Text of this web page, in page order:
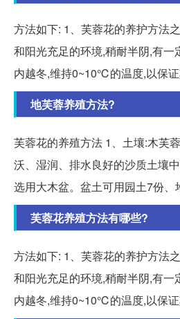
方法如下: 1、芙蓉花的养护方法
和阳光充足的环境,稍耐半阴,有一
内越冬,维持0~10℃的温度,以保证
地芙蓉养殖方法?
芙蓉花的养殖方法 1、土壤:木芙
沃、湿润、排水良好的沙质土壤
选用大木盆。盆土可用园土7份、
芙蓉花养殖方法有哪些?
方法如下: 1、芙蓉花的养护方法
和阳光充足的环境,稍耐半阴,有一
内越冬,维持0~10℃的温度,以保